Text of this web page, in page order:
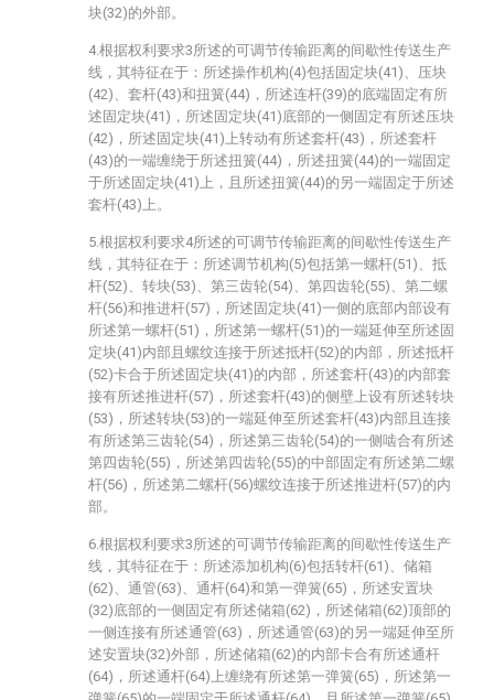
块(32)的外部。
4.根据权利要求3所述的可调节传输距离的间歇性传送生产
线，其特征在于：所述操作机构(4)包括固定块(41)、压块
(42)、套杆(43)和扭簧(44)，所述连杆(39)的底端固定有所
述固定块(41)，所述固定块(41)底部的一侧固定有所述压块
(42)，所述固定块(41)上转动有所述套杆(43)，所述套杆
(43)的一端缠绕于所述扭簧(44)，所述扭簧(44)的一端固定
于所述固定块(41)上，且所述扭簧(44)的另一端固定于所述
套杆(43)上。
5.根据权利要求4所述的可调节传输距离的间歇性传送生产
线，其特征在于：所述调节机构(5)包括第一螺杆(51)、抵
杆(52)、转块(53)、第三齿轮(54)、第四齿轮(55)、第二螺
杆(56)和推进杆(57)，所述固定块(41)一侧的底部内部设有
所述第一螺杆(51)，所述第一螺杆(51)的一端延伸至所述固
定块(41)内部且螺纹连接于所述抵杆(52)的内部，所述抵杆
(52)卡合于所述固定块(41)的内部，所述套杆(43)的内部套
接有所述推进杆(57)，所述套杆(43)的侧壁上设有所述转块
(53)，所述转块(53)的一端延伸至所述套杆(43)内部且连接
有所述第三齿轮(54)，所述第三齿轮(54)的一侧啮合有所述
第四齿轮(55)，所述第四齿轮(55)的中部固定有所述第二螺
杆(56)，所述第二螺杆(56)螺纹连接于所述推进杆(57)的内
部。
6.根据权利要求3所述的可调节传输距离的间歇性传送生产
线，其特征在于：所述添加机构(6)包括转杆(61)、储箱
(62)、通管(63)、通杆(64)和第一弹簧(65)，所述安置块
(32)底部的一侧固定有所述储箱(62)，所述储箱(62)顶部的
一侧连接有所述通管(63)，所述通管(63)的另一端延伸至所
述安置块(32)外部，所述储箱(62)的内部卡合有所述通杆
(64)，所述通杆(64)上缠绕有所述第一弹簧(65)，所述第一